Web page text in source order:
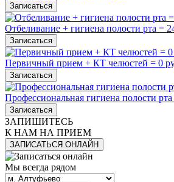
Записаться
Отбеливание + гигиена полости рта =
Записаться
Первичный прием + КТ челюстей = 0
Записаться
Профессиональная гигиена полости
Записаться
ЗАПИШИТЕСЬ
К НАМ НА ПРИЕМ
ЗАПИСАТЬСЯ ОНЛАЙН
Мы всегда рядом